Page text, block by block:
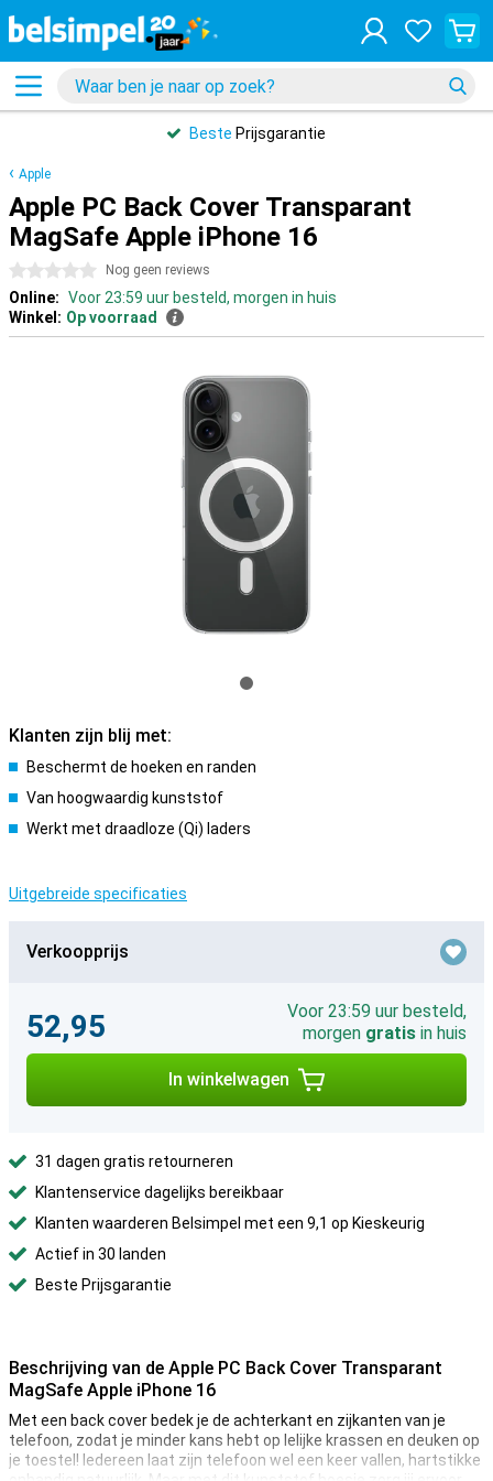
Beste Prijsgarantie
Apple
Apple PC Back Cover Transparant
MagSafe Apple iPhone 16
0 sterren Nog geen reviews
Online: Voor 23:59 uur besteld, morgen in huis
Winkel: Op voorraad
Klanten zijn blij met:
Beschermt de hoeken en randen
Van hoogwaardig kunststof
Werkt met draadloze (Qi) laders
Uitgebreide specificaties
Verkoopprijs
52,95
Voor 23:59 uur besteld,
morgen gratis in huis
In winkelwagen
31 dagen gratis retourneren
Klantenservice dagelijks bereikbaar
Klanten waarderen Belsimpel met een 9,1 op Kieskeurig
Actief in 30 landen
Beste Prijsgarantie
Beschrijving van de Apple PC Back Cover Transparant
MagSafe Apple iPhone 16
Met een back cover bedek je de achterkant en zijkanten van je
telefoon, zodat je minder kans hebt op lelijke krassen en deuken op
je toestel! Iedereen laat zijn telefoon wel een keer vallen, hartstikke